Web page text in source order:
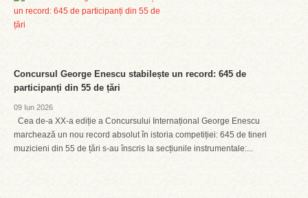
Concursul George Enescu stabilește un record: 645 de
participanți din 55 de țări
09 Iun 2026
Cea de-a XX-a ediție a Concursului Internațional George Enescu
marchează un nou record absolut în istoria competiției: 645 de tineri
muzicieni din 55 de țări s-au înscris la secțiunile instrumentale:...